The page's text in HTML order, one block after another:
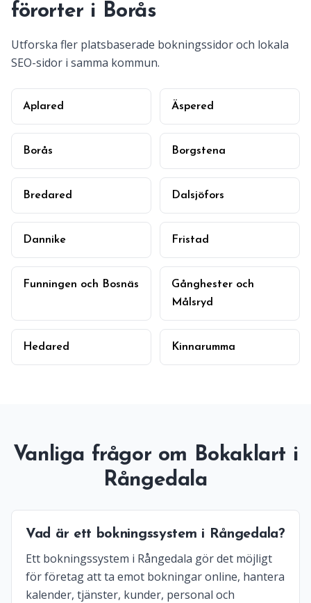
förorter i Borås
Utforska fler platsbaserade bokningssidor och lokala
SEO-sidor i samma kommun.
Aplared Äspered
Borås Borgstena
Bredared Dalsjöfors
Dannike Fristad
Funningen och Bosnäs
Gånghester och
Målsryd
Hedared Kinnarumma
Vanliga frågor om Bokaklart i
Rångedala
Vad är ett bokningssystem i Rångedala?
Ett bokningssystem i Rångedala gör det möjligt
för företag att ta emot bokningar online, hantera
kalender, tjänster, kunder, personal och